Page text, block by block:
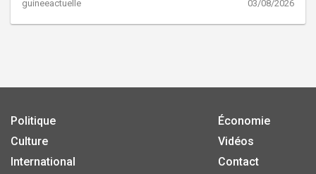
guineeactuelle 03/08/2026
Politique
Culture
International
Économie
Vidéos
Contact